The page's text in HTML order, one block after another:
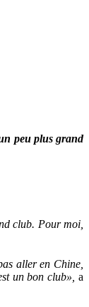
peu plus grand
club. Pour moi,
aller en Chine,
un bon club», a